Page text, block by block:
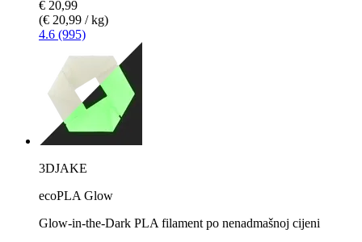
€ 20,99
(€ 20,99 / kg)
4.6 (995)
3DJAKE
ecoPLA Glow
Glow-in-the-Dark PLA filament po nenadmašnoj cijeni